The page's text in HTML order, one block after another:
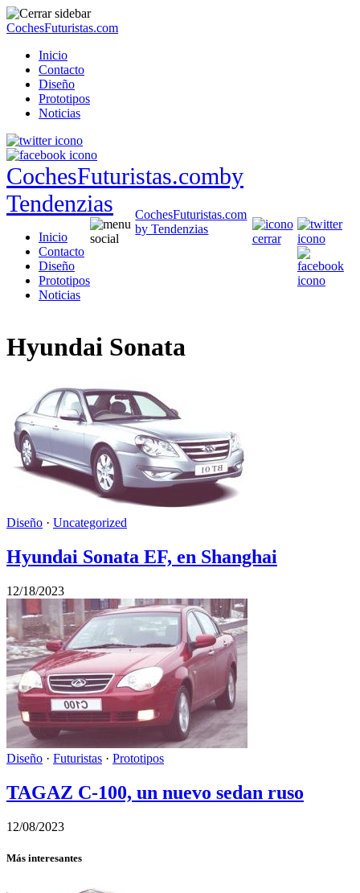
CochesFuturistas.com
Inicio
Contacto
Diseño
Prototipos
Noticias
CochesFuturistas.comby
Tendenzias
Inicio
Contacto
Diseño
Prototipos
Noticias
CochesFuturistas.com
by Tendenzias
Hyundai Sonata
Diseño · Uncategorized
Hyundai Sonata EF, en Shanghai
12/18/2023
Diseño · Futuristas · Prototipos
TAGAZ C-100, un nuevo sedan ruso
12/08/2023
Más interesantes